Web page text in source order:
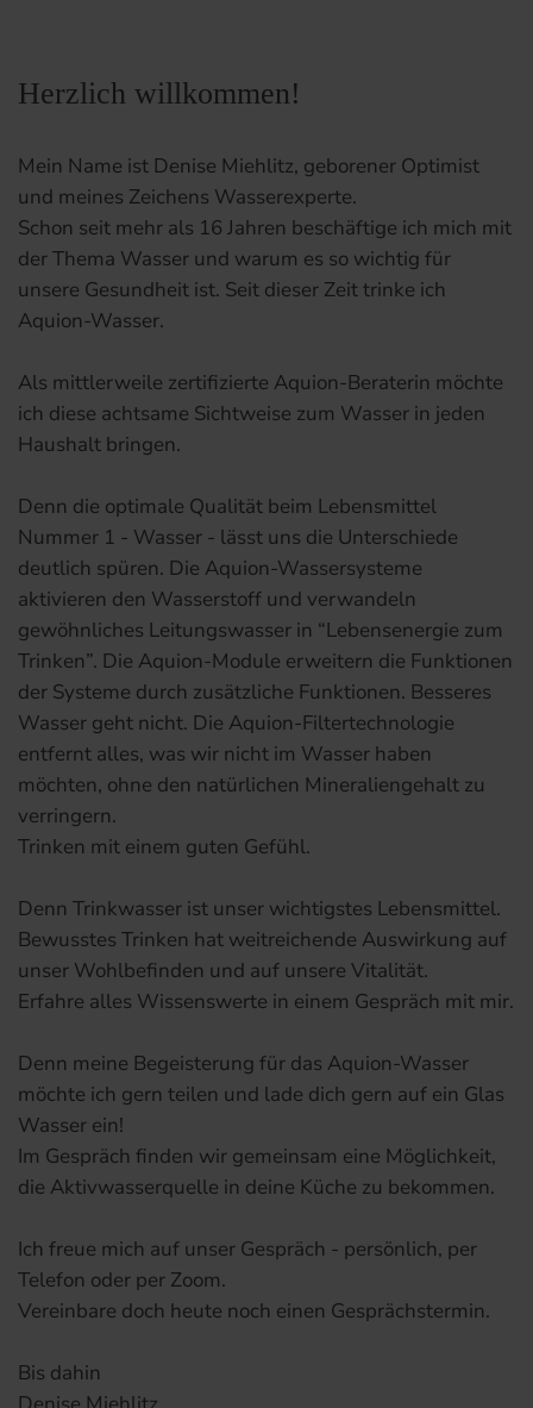
Herzlich willkommen!
Mein Name ist Denise Miehlitz, geborener Optimist
und meines Zeichens Wasserexperte.
Schon seit mehr als 16 Jahren beschäftige ich mich mit
der Thema Wasser und warum es so wichtig für
unsere Gesundheit ist. Seit dieser Zeit trinke ich
Aquion-Wasser.
Als mittlerweile zertifizierte Aquion-Beraterin möchte
ich diese achtsame Sichtweise zum Wasser in jeden
Haushalt bringen.
Denn die optimale Qualität beim Lebensmittel
Nummer 1 - Wasser - lässt uns die Unterschiede
deutlich spüren. Die Aquion-Wassersysteme
aktivieren den Wasserstoff und verwandeln
gewöhnliches Leitungswasser in “Lebensenergie zum
Trinken”. Die Aquion-Module erweitern die Funktionen
der Systeme durch zusätzliche Funktionen. Besseres
Wasser geht nicht. Die Aquion-Filtertechnologie
entfernt alles, was wir nicht im Wasser haben
möchten, ohne den natürlichen Mineraliengehalt zu
verringern.
Trinken mit einem guten Gefühl.
Denn Trinkwasser ist unser wichtigstes Lebensmittel.
Bewusstes Trinken hat weitreichende Auswirkung auf
unser Wohlbefinden und auf unsere Vitalität.
Erfahre alles Wissenswerte in einem Gespräch mit mir.
Denn meine Begeisterung für das Aquion-Wasser
möchte ich gern teilen und lade dich gern auf ein Glas
Wasser ein!
Im Gespräch finden wir gemeinsam eine Möglichkeit,
die Aktivwasserquelle in deine Küche zu bekommen.
Ich freue mich auf unser Gespräch - persönlich, per
Telefon oder per Zoom.
Vereinbare doch heute noch einen Gesprächstermin.
Bis dahin